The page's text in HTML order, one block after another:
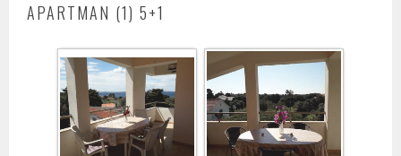
APARTMAN (1) 5+1